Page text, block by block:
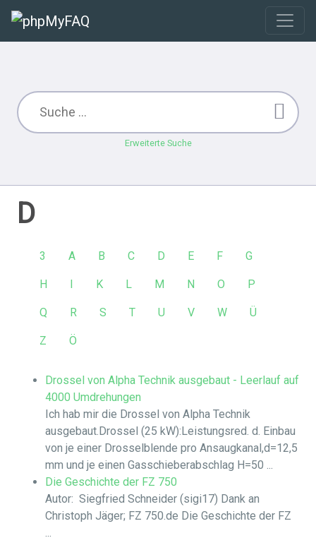
Erweiterte Suche
D
3 A B C D E F G
H I K L M N O P
Q R S T U V W Ü
Z Ö
Drossel von Alpha Technik ausgebaut - Leerlauf auf
4000 Umdrehungen
Ich hab mir die Drossel von Alpha Technik
ausgebaut.Drossel (25 kW):Leistungsred. d. Einbau
von je einer Drosselblende pro Ansaugkanal,d=12,5
mm und je einen Gasschieberabschlag H=50 ...
Die Geschichte der FZ 750
Autor: Siegfried Schneider (sigi17) Dank an
Christoph Jäger; FZ 750.de Die Geschichte der FZ